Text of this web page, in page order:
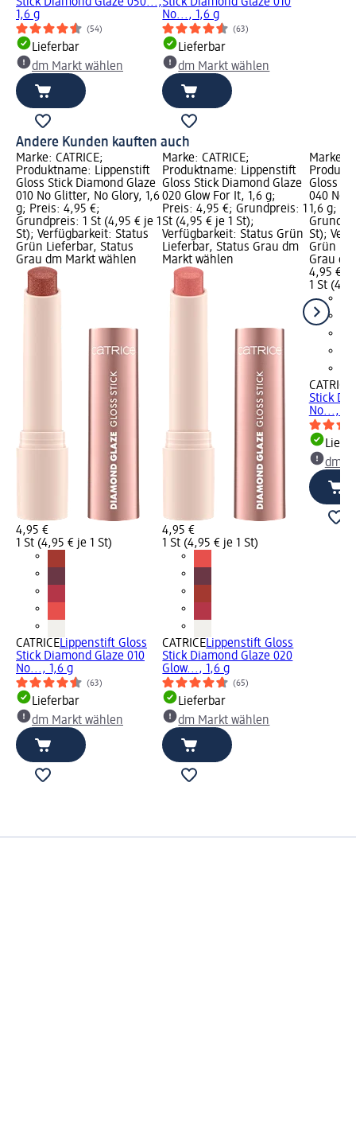
1,6 g
(54)
Lieferbar
dm Markt wählen
No..., 1,6 g
(63)
Lieferbar
dm Markt wählen
Andere Kunden kauften auch
Marke: CATRICE;
Produktname: Lippenstift
Gloss Stick Diamond Glaze
010 No Glitter, No Glory, 1,6
g; Preis: 4,95 €;
Grundpreis: 1 St (4,95 € je 1
St); Verfügbarkeit: Status
Grün Lieferbar, Status
Grau dm Markt wählen
4,95 €
1 St (4,95 € je 1 St)
CATRICELippenstift Gloss
Stick Diamond Glaze 010
No..., 1,6 g
(63)
Lieferbar
dm Markt wählen
Marke: CATRICE;
Produktname: Lippenstift
Gloss Stick Diamond Glaze
020 Glow For It, 1,6 g;
Preis: 4,95 €; Grundpreis: 1
St (4,95 € je 1 St);
Verfügbarkeit: Status Grün
Lieferbar, Status Grau dm
Markt wählen
4,95 €
1 St (4,95 € je 1 St)
CATRICELippenstift Gloss
Stick Diamond Glaze 020
Glow..., 1,6 g
(65)
Lieferbar
dm Markt wählen
Marke:
Gloss
040 No
1,6 g;
St);
Grün
Grau
4,95 €
1 St
CATRICE
Stick
No...,
dm